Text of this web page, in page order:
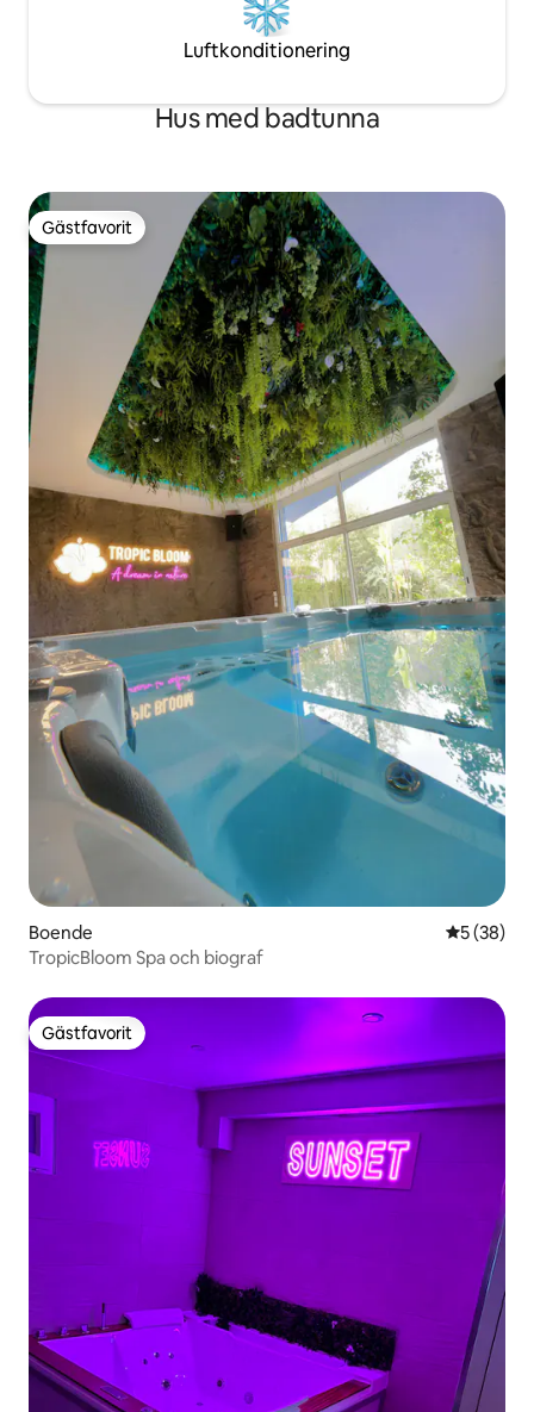
Luftkonditionering
Hus med badtunna
Gästfavorit
Gästfavorit
Boende 5 av 5 i
5 (38)
TropicBloom Spa och biograf
Gästfavorit
Gästfavorit